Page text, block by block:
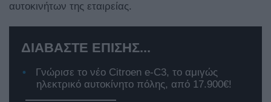
αυτοκινήτων της εταιρείας.
ΔΙΑΒΑΣΤΕ ΕΠΙΣΗΣ...
Γνώρισε το νέο Citroen e-C3, το αμιγώς
ηλεκτρικό αυτοκίνητο πόλης, από 17.900€!